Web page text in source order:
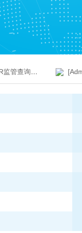
询截图1]